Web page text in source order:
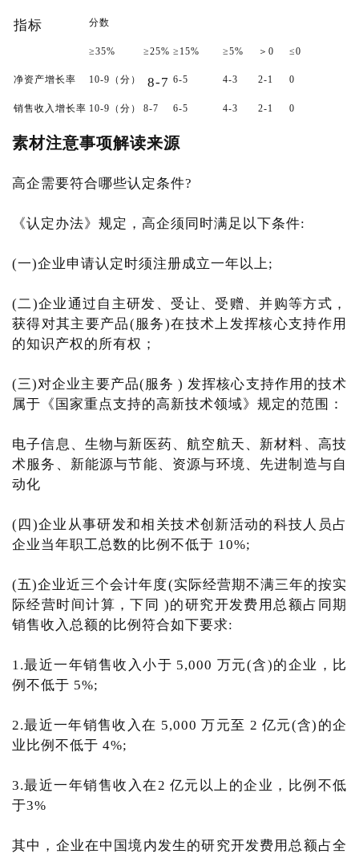
指标 分数
≥35% ≥25% ≥15% ≥5% ＞0 ≤0
净资产增长率 10-9（分） 8-7 6-5 4-3 2-1 0
销售收入增长率 10-9（分） 8-7 6-5 4-3 2-1 0
素材注意事项解读来源
高企需要符合哪些认定条件?
《认定办法》规定，高企须同时满足以下条件:
(一)企业申请认定时须注册成立一年以上;
(二)企业通过自主研发、受让、受赠、并购等方式，
获得对其主要产品(服务)在技术上发挥核心支持作用
的知识产权的所有权；
(三)对企业主要产品(服务 ) 发挥核心支持作用的技术
属于《国家重点支持的高新技术领域》规定的范围：
电子信息、生物与新医药、航空航天、新材料、高技
术服务、新能源与节能、资源与环境、先进制造与自
动化
(四)企业从事研发和相关技术创新活动的科技人员占
企业当年职工总数的比例不低于 10%;
(五)企业近三个会计年度(实际经营期不满三年的按实
际经营时间计算，下同 )的研究开发费用总额占同期
销售收入总额的比例符合如下要求:
1.最近一年销售收入小于 5,000 万元(含)的企业，比
例不低于 5%;
2.最近一年销售收入在 5,000 万元至 2 亿元(含)的企
业比例不低于 4%;
3.最近一年销售收入在2 亿元以上的企业，比例不低
于3%
其中，企业在中国境内发生的研究开发费用总额占全